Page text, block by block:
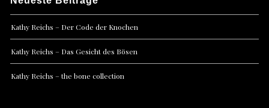
Kathy Reichs – Der Code der Knochen
Kathy Reichs – Das Gesicht des Bösen
Kathy Reichs – the bone collection